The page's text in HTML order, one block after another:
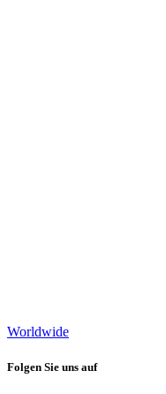
Worldwide
Folgen Sie uns auf